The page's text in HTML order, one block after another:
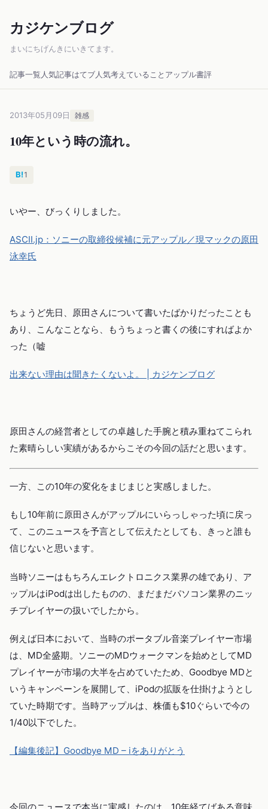
カジケンブログ
まいにちげんきにいきてます。
記事一覧 人気記事はてブ人気考えていること アップル書評
2013年05月09日 雑感
10年という時の流れ。
B!1
いやー、びっくりしました。
ASCII.jp：ソニーの取締役候補に元アップル／現マックの原田
泳幸氏
ちょうど先日、原田さんについて書いたばかりだったことも
あり、こんなことなら、もうちょっと書くの後にすればよか
った（嘘
出来ない理由は聞きたくないよ。 | カジケンブログ
原田さんの経営者としての卓越した手腕と積み重ねてこられ
た素晴らしい実績があるからこその今回の話だと思います。
一方、この10年の変化をまじまじと実感しました。
もし10年前に原田さんがアップルにいらっしゃった頃に戻っ
て、このニュースを予言として伝えたとしても、きっと誰も
信じないと思います。
当時ソニーはもちろんエレクトロニクス業界の雄であり、ア
ップルはiPodは出したものの、まだまだパソコン業界のニッ
チプレイヤーの扱いでしたから。
例えば日本において、当時のポータブル音楽プレイヤー市場
は、MD全盛期。ソニーのMDウォークマンを始めとしてMD
プレイヤーが市場の大半を占めていたため、Goodbye MDと
いうキャンペーンを展開して、iPodの拡販を仕掛けようとし
ていた時期です。当時アップルは、株価も$10ぐらいで今の
1/40以下でした。
【編集後記】Goodbye MD – iをありがとう